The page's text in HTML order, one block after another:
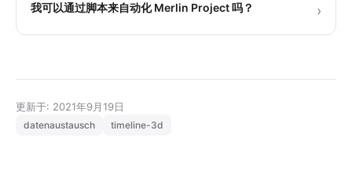
我可以通过脚本来自动化 Merlin Project 吗？ ›
更新于: 2021年9月19日
datenaustausch timeline-3d